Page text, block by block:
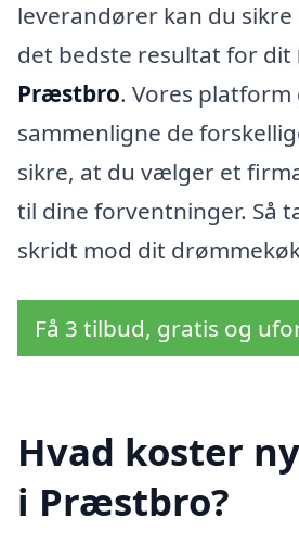
leverandører kan du
det bedste resultat for dit
Præstbro. Vores
sammenligne de
sikre, at du vælger et
til dine forventninger. Så
skridt mod dit
Få 3 tilbud, gratis og
Hvad koster
i Præstbro?